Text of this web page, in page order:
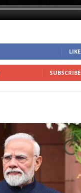
LIKE
SUBSCRIBE